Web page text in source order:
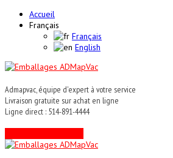
Accueil
Français
Français
English
Admapvac, équipe d'expert à votre service
Livraison gratuite sur achat en ligne
Ligne direct : 514-891-4444